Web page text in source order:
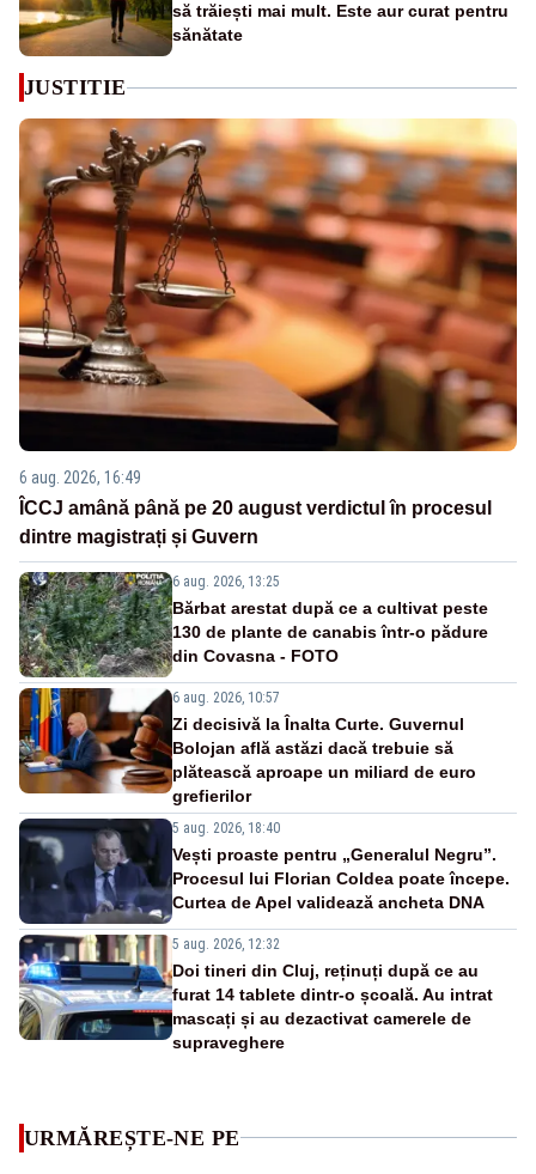
să trăiești mai mult. Este aur curat pentru
sănătate
JUSTITIE
6 aug. 2026, 16:49
ÎCCJ amână până pe 20 august verdictul în procesul
dintre magistrați și Guvern
6 aug. 2026, 13:25
Bărbat arestat după ce a cultivat peste
130 de plante de canabis într-o pădure
din Covasna - FOTO
6 aug. 2026, 10:57
Zi decisivă la Înalta Curte. Guvernul
Bolojan află astăzi dacă trebuie să
plătească aproape un miliard de euro
grefierilor
5 aug. 2026, 18:40
Vești proaste pentru „Generalul Negru”.
Procesul lui Florian Coldea poate începe.
Curtea de Apel validează ancheta DNA
5 aug. 2026, 12:32
Doi tineri din Cluj, reținuți după ce au
furat 14 tablete dintr-o școală. Au intrat
mascați și au dezactivat camerele de
supraveghere
URMĂREȘTE-NE PE